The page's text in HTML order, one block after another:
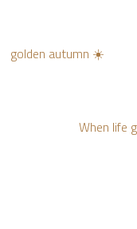
golden autumn ☀️
When life